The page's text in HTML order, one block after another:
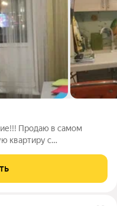
Прoдаю в самом
квартиpу с
и улицу. Планировка